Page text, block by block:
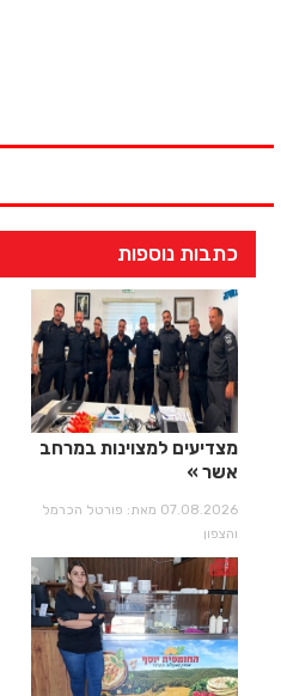
כתבות נוספות
מצדיעים למצוינות במרחב
אשר
07.08.2026 מאת: פורטל הכרמל
והצפון